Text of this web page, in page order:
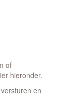
of
hieronder.
en